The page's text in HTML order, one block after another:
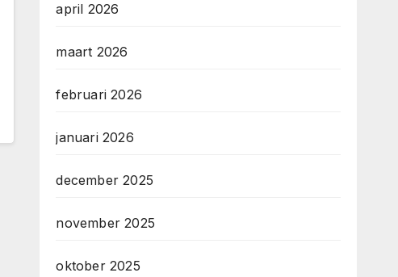
april 2026
maart 2026
februari 2026
januari 2026
december 2025
november 2025
oktober 2025